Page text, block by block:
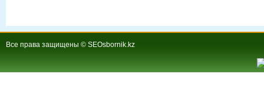
Все права защищены © SEOsbornik.kz